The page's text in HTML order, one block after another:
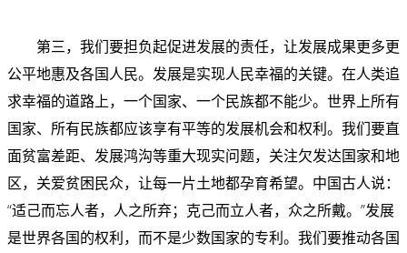
第三，我们要担负起促进发展的责任，让发展成果更多更
公平地惠及各国人民。发展是实现人民幸福的关键。在人类追
求幸福的道路上，一个国家、一个民族都不能少。世界上所有
国家、所有民族都应该享有平等的发展机会和权利。我们要直
面贫富差距、发展鸿沟等重大现实问题，关注欠发达国家和地
区，关爱贫困民众，让每一片土地都孕育希望。中国古人说：
“适己而忘人者，人之所弃；克己而立人者，众之所戴。”发展
是世界各国的权利，而不是少数国家的专利。我们要推动各国